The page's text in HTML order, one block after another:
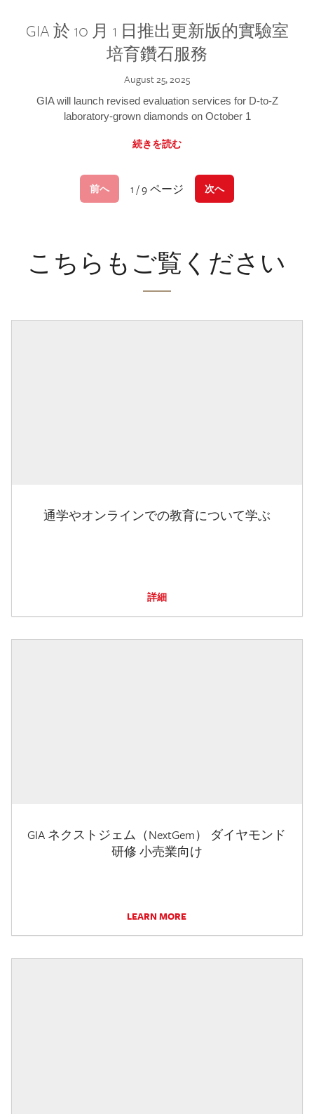
GIA 於 10 月 1 日推出更新版的實驗室
培育鑽石服務
August 25, 2025
GIA will launch revised evaluation services for D-to-Z
laboratory-grown diamonds on October 1
続きを読む
前へ 1 / 9 ページ 次へ
こちらもご覧ください
通学やオンラインでの教育について学ぶ
詳細
GIA ネクストジェム（NextGem） ダイヤモンド
研修 小売業向け
LEARN MORE